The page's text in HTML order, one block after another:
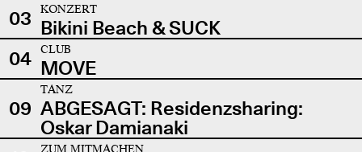
03
KONZERT
Bikini Beach & SUCK
04
CLUB
MOVE
09
TANZ
ABGESAGT: Residenzsharing:
Oskar Damianaki
ZUM MITMACHEN